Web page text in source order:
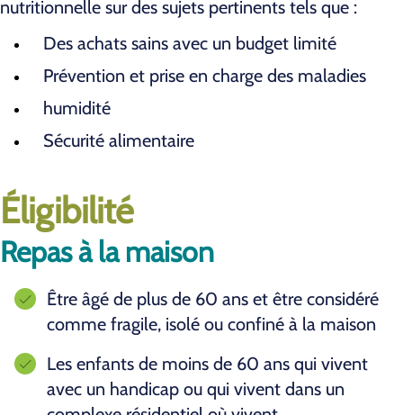
nutritionnelle sur des sujets pertinents tels que :
Des achats sains avec un budget limité
Prévention et prise en charge des maladies
humidité
Sécurité alimentaire
Éligibilité
Repas à la maison
Être âgé de plus de 60 ans et être considéré
comme fragile, isolé ou confiné à la maison
Les enfants de moins de 60 ans qui vivent
avec un handicap ou qui vivent dans un